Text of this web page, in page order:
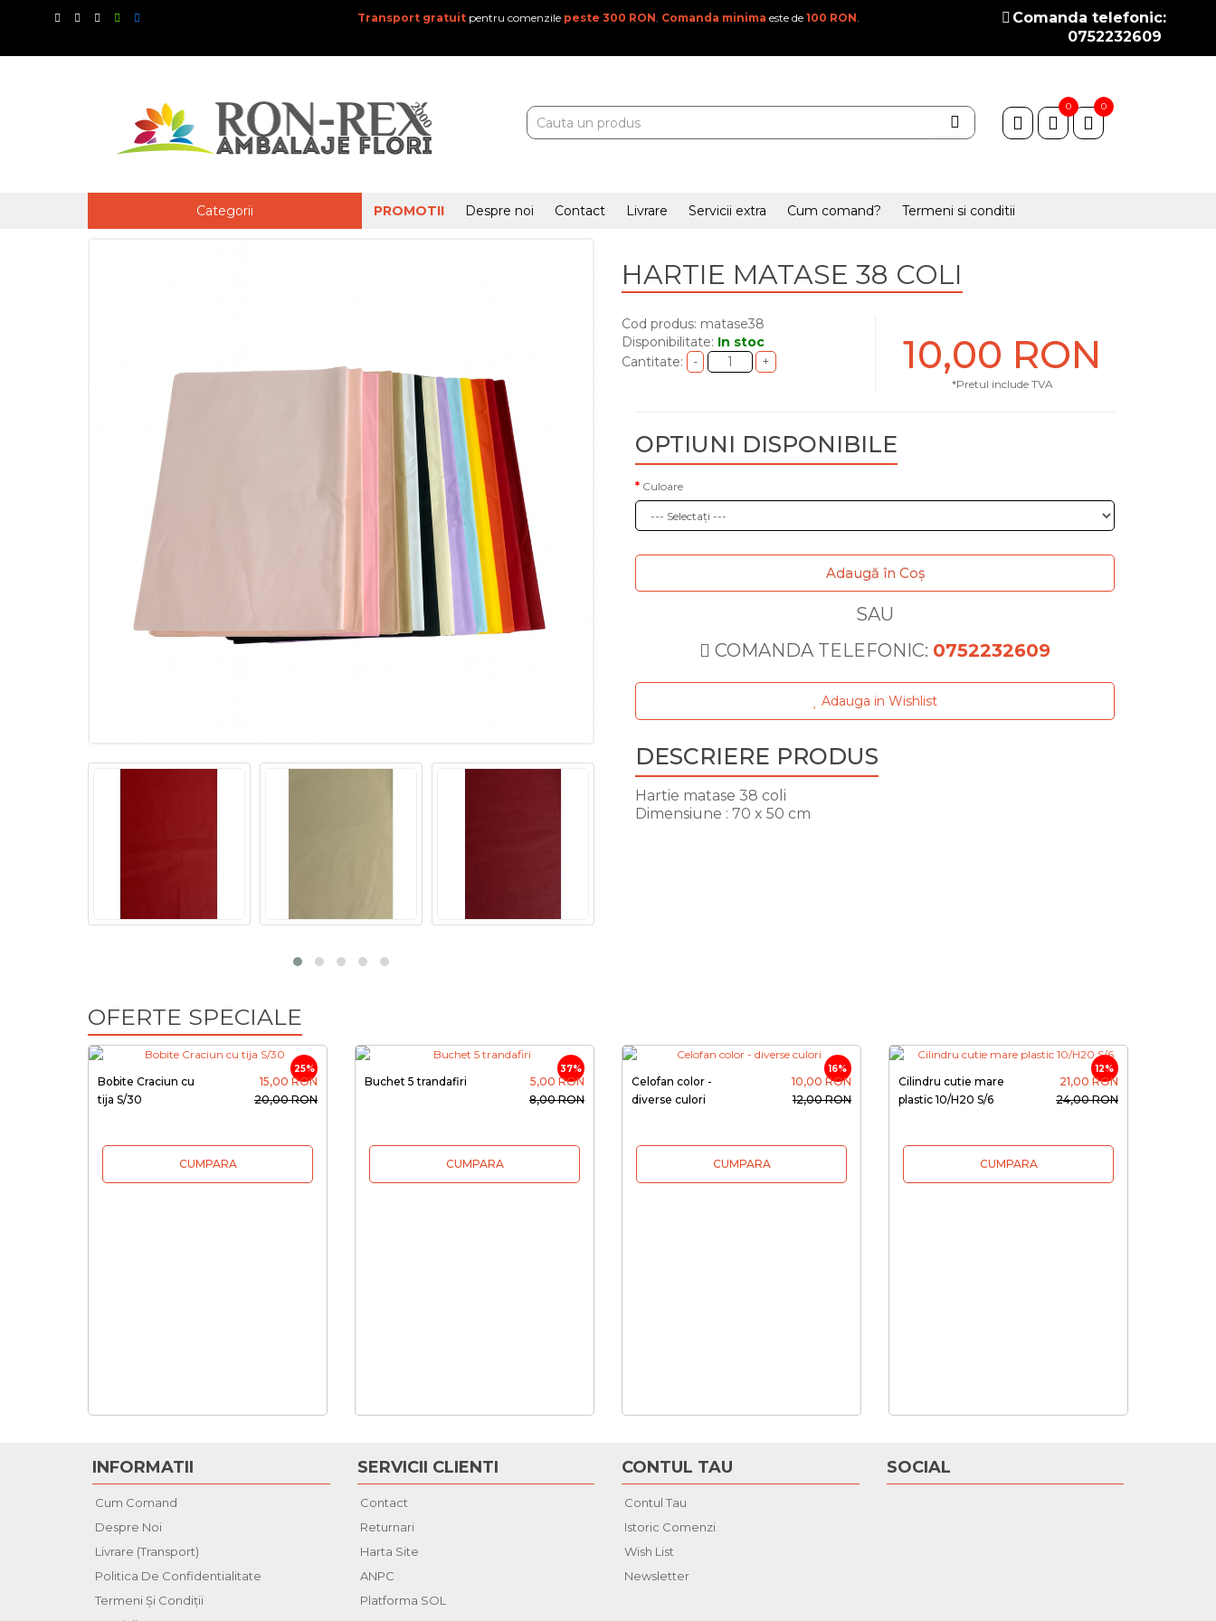
Transport gratuitpentru comenzile peste 300 RON. Comanda minima este de 100 RON.
Comanda telefonic:
0752232609
0 0
Categorii PROMOTII Despre noi Contact Livrare Servicii extra Cum comand? Termeni si conditii
HARTIE MATASE 38 COLI
Cod produs: matase38
Disponibilitate: In stoc
Cantitate:
10,00 RON
*Pretul include TVA
OPTIUNI DISPONIBILE
Culoare
Adaugă în Coş
SAU
COMANDA TELEFONIC: 0752232609
Adauga in Wishlist
DESCRIERE PRODUS
Hartie matase 38 coli
Dimensiune : 70 x 50 cm
OFERTE SPECIALE
25%
Bobite Craciun cu
tija S/30
15,00 RON
20,00 RON
CUMPARA
37%
Buchet 5 trandafiri
5,00 RON
8,00 RON
CUMPARA
16%
Celofan color -
diverse culori
10,00 RON
12,00 RON
CUMPARA
12%
Cilindru cutie mare
plastic 10/H20 S/6
21,00 RON
24,00 RON
CUMPARA
INFORMATII
Cum Comand
Despre Noi
Livrare (Transport)
Politica De Confidentialitate
Termeni Şi Condiţii
SERVICII CLIENTI
Contact
Returnari
Harta Site
ANPC
Platforma SOL
CONTUL TAU
Contul Tau
Istoric Comenzi
Wish List
Newsletter
SOCIAL